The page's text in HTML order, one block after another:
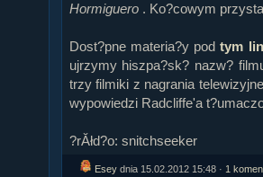
Hormiguero . Ko?cowym
Dost?pne materia?y pod tym
ujrzymy hiszpa?sk? nazw?
trzy filmiki z nagrania
wypowiedzi Radcliffe'a
?rĂłd?o: snitchseeker
Esey dnia 15.02.2012 15:48 · 1